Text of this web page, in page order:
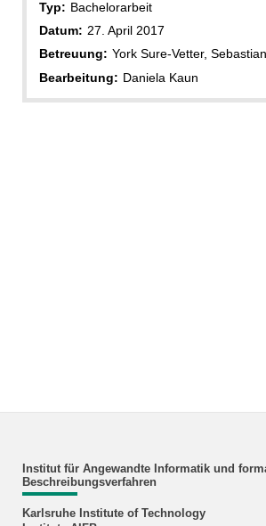
Typ: Bachelorarbeit
Datum: 27. April 2017
Betreuung: York Sure-Vetter,
Bearbeitung: Daniela Kaun
Institut für Angewandte Informatik und
Beschreibungsverfahren
Karlsruhe Institute of Technology